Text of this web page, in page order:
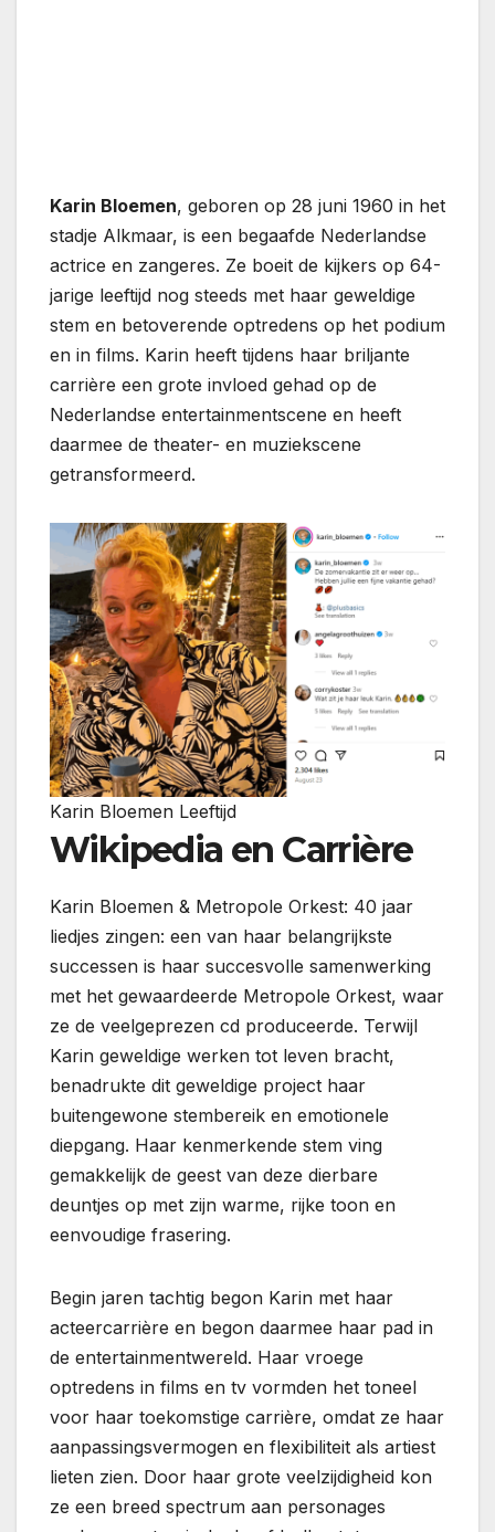
Karin Bloemen, geboren op 28 juni 1960 in het
stadje Alkmaar, is een begaafde Nederlandse
actrice en zangeres. Ze boeit de kijkers op 64-
jarige leeftijd nog steeds met haar geweldige
stem en betoverende optredens op het podium
en in films. Karin heeft tijdens haar briljante
carrière een grote invloed gehad op de
Nederlandse entertainmentscene en heeft
daarmee de theater- en muziekscene
getransformeerd.
Karin Bloemen Leeftijd
Wikipedia en Carrière
Karin Bloemen & Metropole Orkest: 40 jaar
liedjes zingen: een van haar belangrijkste
successen is haar succesvolle samenwerking
met het gewaardeerde Metropole Orkest, waar
ze de veelgeprezen cd produceerde. Terwijl
Karin geweldige werken tot leven bracht,
benadrukte dit geweldige project haar
buitengewone stembereik en emotionele
diepgang. Haar kenmerkende stem ving
gemakkelijk de geest van deze dierbare
deuntjes op met zijn warme, rijke toon en
eenvoudige frasering.
Begin jaren tachtig begon Karin met haar
acteercarrière en begon daarmee haar pad in
de entertainmentwereld. Haar vroege
optredens in films en tv vormden het toneel
voor haar toekomstige carrière, omdat ze haar
aanpassingsvermogen en flexibiliteit als artiest
lieten zien. Door haar grote veelzijdigheid kon
ze een breed spectrum aan personages